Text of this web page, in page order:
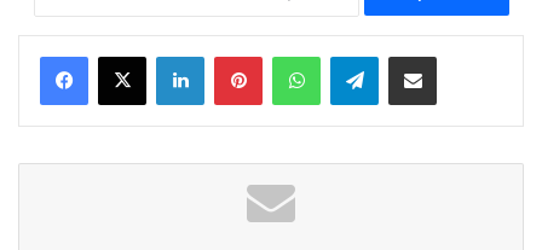
LinkedinPinterestWhatsAppTelegramCompartilhar via e-mail